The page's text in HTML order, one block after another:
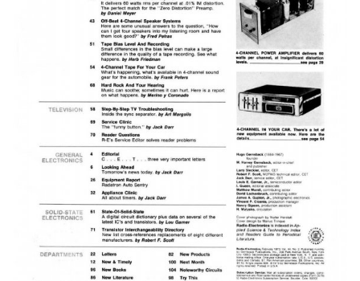
100 пФ наблюдается заметное для глаза "размытие"
нижней полуволны синусоиды.
Цепочки R16C4 и R16*С4* убраны. Дополнительно
поставлены емкости 24 пФ между базами транзисторов
VT10 и VT14, VT11 и VT15. Емкости С7 и С9 - 390 пФ.
R23 увеличено до 560 Om. C7, C9 - 390 пФ. С5 -
неполярный 100мкФ. Кроме того, установлены
блокировочные емкости 0.1 мкФ по цепям питания. На
выходе 5200 и 1943 транзисторы.
Виновник - защита. На мощности 60% от максимальной
защита увеличивает
искажения усилителя в 2.8 раза.
Датчики тока загрубить (где-то) до 50 миллиОм да и